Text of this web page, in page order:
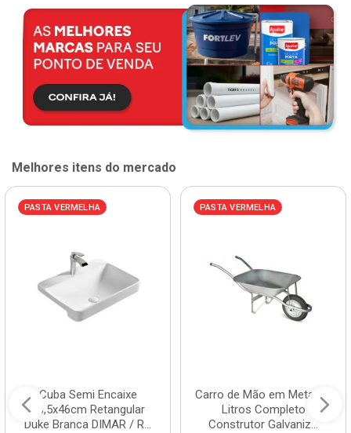
Melhores itens do mercado
PASTA VERMELHA
Cuba Semi Encaixe
58,5x46cm Retangular
Duke Branca DIMAR / R...
PASTA VERMELHA
Carro de Mão em Metal 60
Litros Completo
Construtor Galvaniz...